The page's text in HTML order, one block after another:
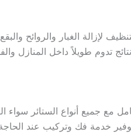
الغبار والروائح والبقع
تدوم طويلاً داخل المنازل
أنواع الستائر سواء
خدمة فك وتركيب عند